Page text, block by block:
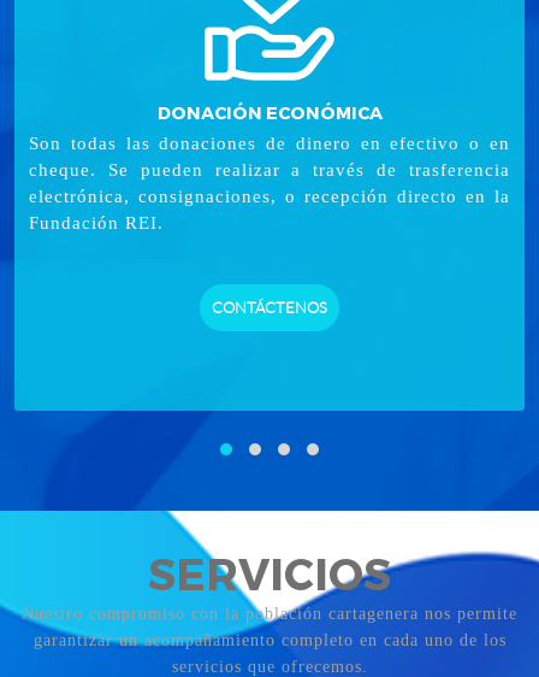
DONACIÓN ECONÓMICA
Son todas las donaciones de dinero en efectivo o en
cheque. Se pueden realizar a través de trasferencia
electrónica, consignaciones, o recepción directo en la
Fundación REI.
CONTÁCTENOS
SERVICIOS
Nuestro compromiso con la población cartagenera nos permite
garantizar un acompañamiento completo en cada uno de los
servicios que ofrecemos.